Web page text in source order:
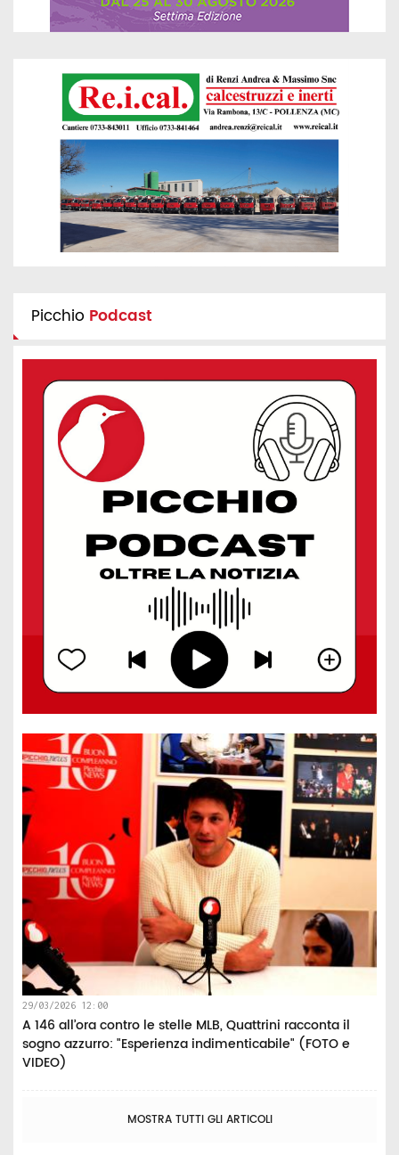
Picchio Podcast
29/03/2026 12:00
A 146 all’ora contro le stelle MLB, Quattrini racconta il
sogno azzurro: "Esperienza indimenticabile" (FOTO e
VIDEO)
MOSTRA TUTTI GLI ARTICOLI